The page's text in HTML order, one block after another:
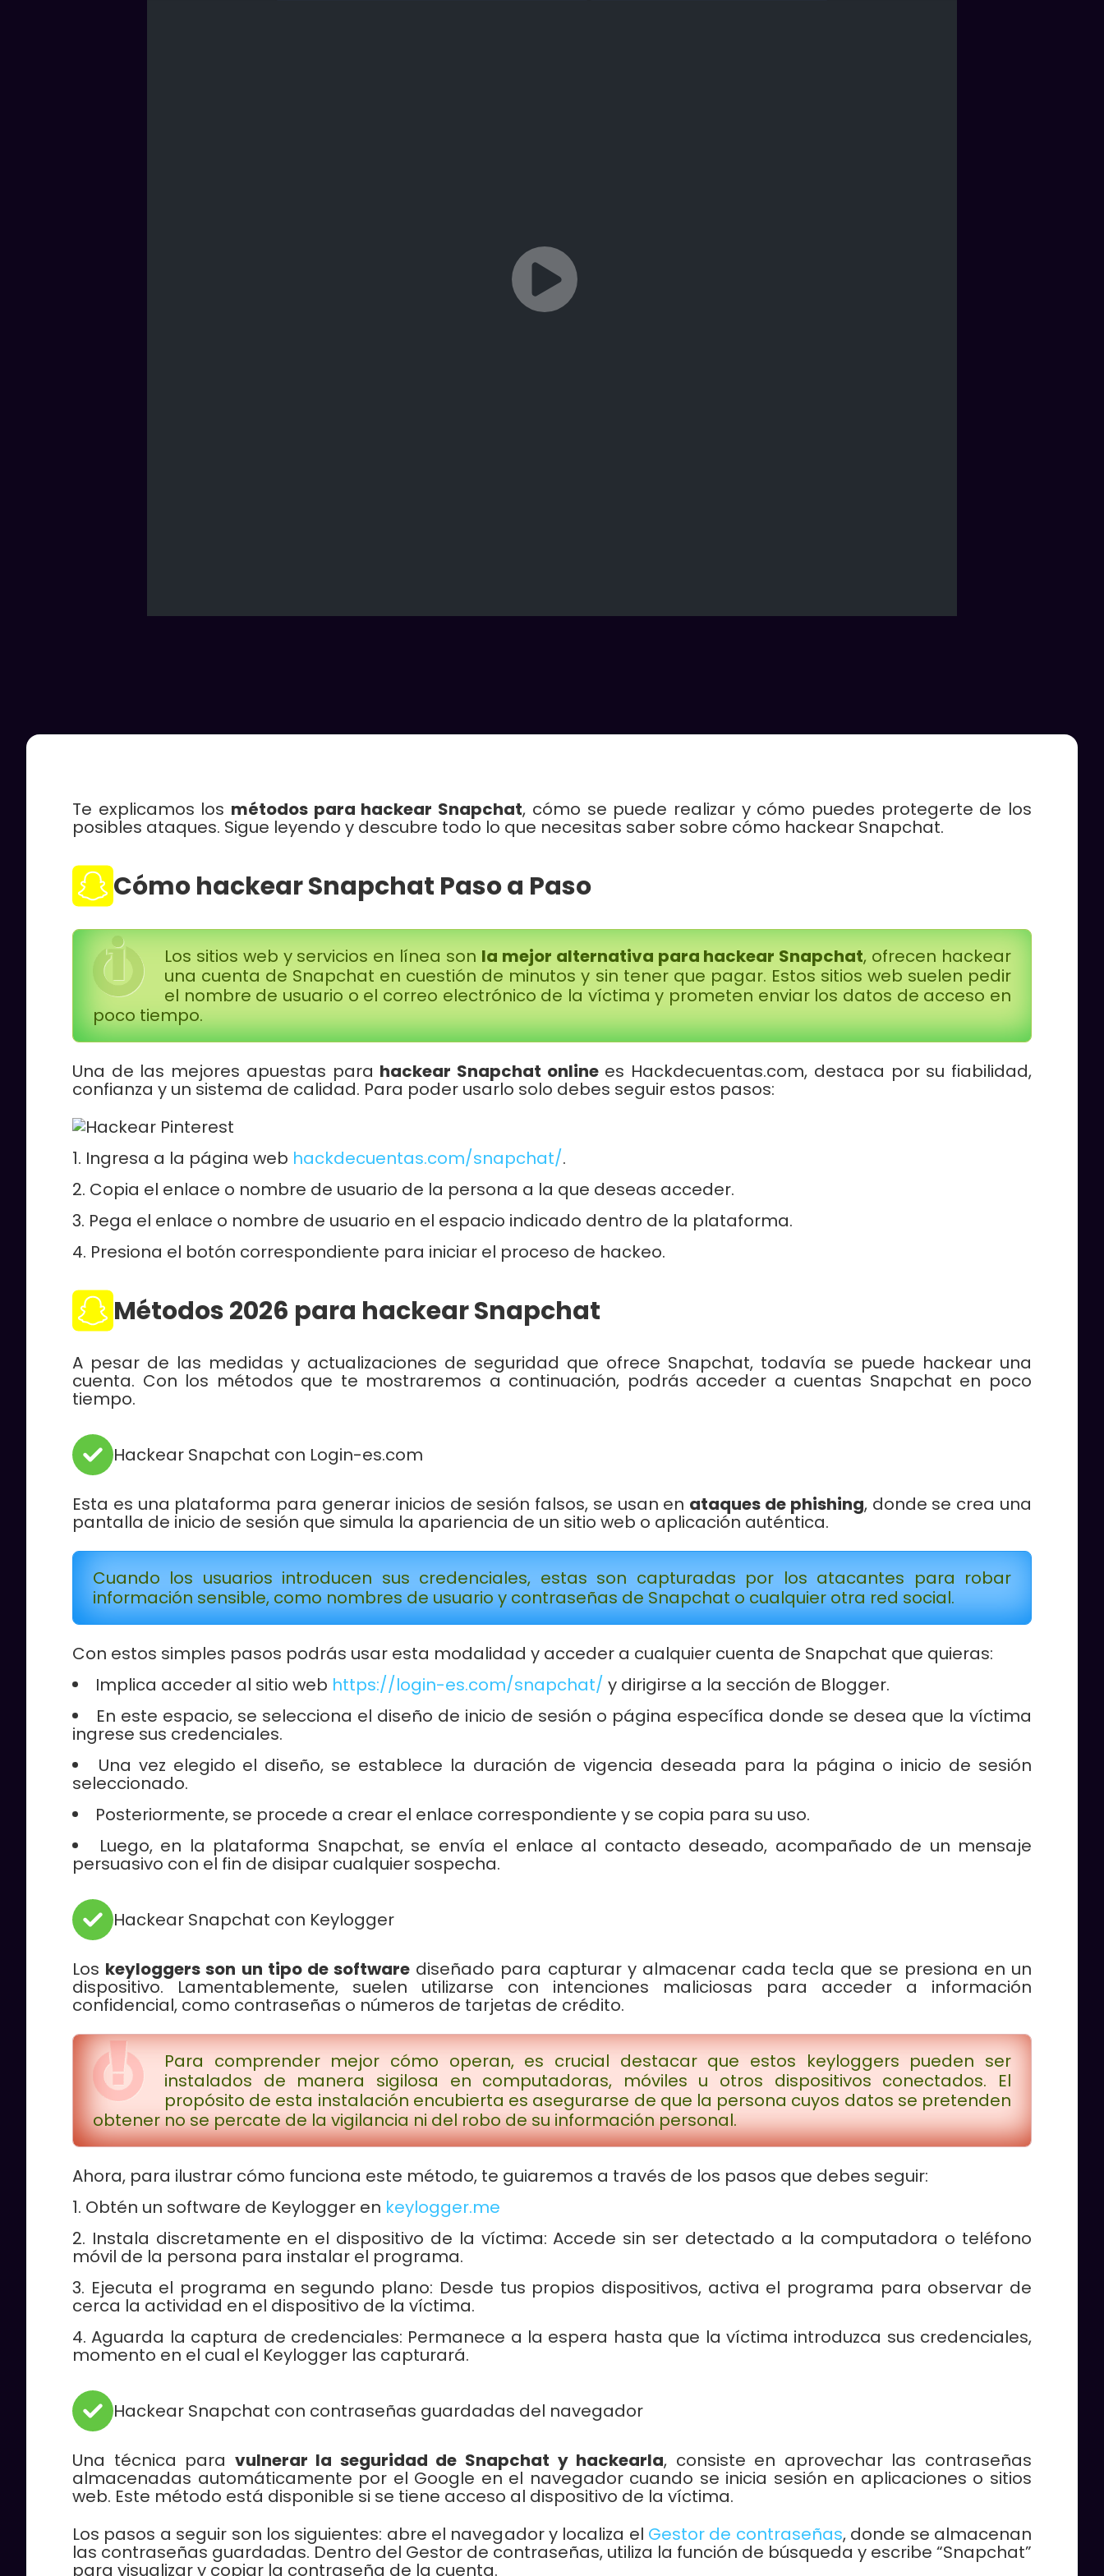
Te explicamos los métodos para hackear Snapchat, cómo se puede realizar y cómo puedes protegerte de los
posibles ataques. Sigue leyendo y descubre todo lo que necesitas saber sobre cómo hackear Snapchat.
Cómo hackear Snapchat Paso a Paso
Los sitios web y servicios en línea son la mejor alternativa para hackear Snapchat, ofrecen hackear
una cuenta de Snapchat en cuestión de minutos y sin tener que pagar. Estos sitios web suelen pedir
el nombre de usuario o el correo electrónico de la víctima y prometen enviar los datos de acceso en
poco tiempo.
Una de las mejores apuestas para hackear Snapchat onlinees Hackdecuentas.com, destaca por su fiabilidad,
confianza y un sistema de calidad. Para poder usarlo solo debes seguir estos pasos:
Ingresa a la página web hackdecuentas.com/snapchat/.
Copia el enlace o nombre de usuario de la persona a la que deseas acceder.
Pega el enlace o nombre de usuario en el espacio indicado dentro de la plataforma.
Presiona el botón correspondiente para iniciar el proceso de hackeo.
Métodos 2026 para hackear Snapchat
A pesar de las medidas y actualizaciones de seguridad que ofrece Snapchat, todavía se puede hackear una
cuenta. Con los métodos que te mostraremos a continuación, podrás acceder a cuentas Snapchat en poco
tiempo.
Hackear Snapchat con Login-es.com
Esta es una plataforma para generar inicios de sesión falsos, se usan en ataques de phishing, donde se crea una
pantalla de inicio de sesión que simula la apariencia de un sitio web o aplicación auténtica.
Cuando los usuarios introducen sus credenciales, estas son capturadas por los atacantes para robar
información sensible, como nombres de usuario y contraseñas de Snapchat o cualquier otra red social.
Con estos simples pasos podrás usar esta modalidad y acceder a cualquier cuenta de Snapchat que quieras:
Implica acceder al sitio web https://login-es.com/snapchat/ y dirigirse a la sección de Blogger.
En este espacio, se selecciona el diseño de inicio de sesión o página específica donde se desea que la víctima
ingrese sus credenciales.
Una vez elegido el diseño, se establece la duración de vigencia deseada para la página o inicio de sesión
seleccionado.
Posteriormente, se procede a crear el enlace correspondiente y se copia para su uso.
Luego, en la plataforma Snapchat, se envía el enlace al contacto deseado, acompañado de un mensaje
persuasivo con el fin de disipar cualquier sospecha.
Hackear Snapchat con Keylogger
Los keyloggers son un tipo de software diseñado para capturar y almacenar cada tecla que se presiona en un
dispositivo. Lamentablemente, suelen utilizarse con intenciones maliciosas para acceder a información
confidencial, como contraseñas o números de tarjetas de crédito.
Para comprender mejor cómo operan, es crucial destacar que estos keyloggers pueden ser
instalados de manera sigilosa en computadoras, móviles u otros dispositivos conectados. El
propósito de esta instalación encubierta es asegurarse de que la persona cuyos datos se pretenden
obtener no se percate de la vigilancia ni del robo de su información personal.
Ahora, para ilustrar cómo funciona este método, te guiaremos a través de los pasos que debes seguir:
Obtén un software de Keylogger en keylogger.me
Instala discretamente en el dispositivo de la víctima: Accede sin ser detectado a la computadora o teléfono
móvil de la persona para instalar el programa.
Ejecuta el programa en segundo plano: Desde tus propios dispositivos, activa el programa para observar de
cerca la actividad en el dispositivo de la víctima.
Aguarda la captura de credenciales: Permanece a la espera hasta que la víctima introduzca sus credenciales,
momento en el cual el Keylogger las capturará.
Hackear Snapchat con contraseñas guardadas del navegador
Una técnica para vulnerar la seguridad de Snapchat y hackearla, consiste en aprovechar las contraseñas
almacenadas automáticamente por el Google en el navegador cuando se inicia sesión en aplicaciones o sitios
web. Este método está disponible si se tiene acceso al dispositivo de la víctima.
Los pasos a seguir son los siguientes: abre el navegador y localiza el Gestor de contraseñas, donde se almacenan
las contraseñas guardadas. Dentro del Gestor de contraseñas, utiliza la función de búsqueda y escribe “Snapchat”
para visualizar y copiar la contraseña de la cuenta.